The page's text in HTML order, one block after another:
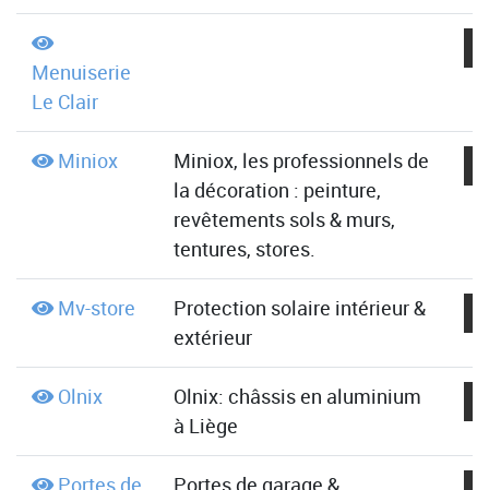
Menuiserie
Le Clair
Miniox
Miniox, les professionnels de
la décoration : peinture,
revêtements sols & murs,
tentures, stores.
Mv-store
Protection solaire intérieur &
extérieur
Olnix
Olnix: châssis en aluminium
à Liège
Portes de
Portes de garage &